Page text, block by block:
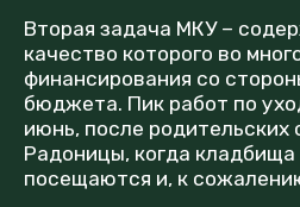
Вторая задача МКУ –
качество которого во
финансирования со
бюджета. Пик работ по
июнь, после родительских
Радоницы, когда кладбища
посещаются и, к